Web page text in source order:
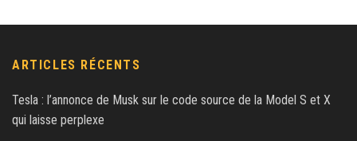
ARTICLES RÉCENTS
Tesla : l’annonce de Musk sur le code source de la Model S et X
qui laisse perplexe